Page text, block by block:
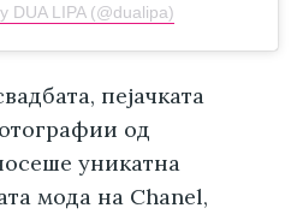
DUA LIPA (@dualipa)
пејачката
од
уникатна
мода на Chanel,